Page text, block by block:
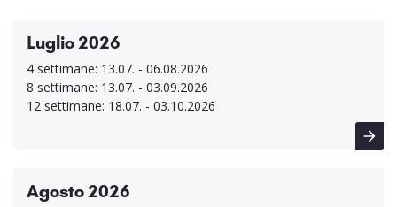
Luglio 2026
4 settimane: 13.07. - 06.08.2026
8 settimane: 13.07. - 03.09.2026
12 settimane: 18.07. - 03.10.2026
Agosto 2026